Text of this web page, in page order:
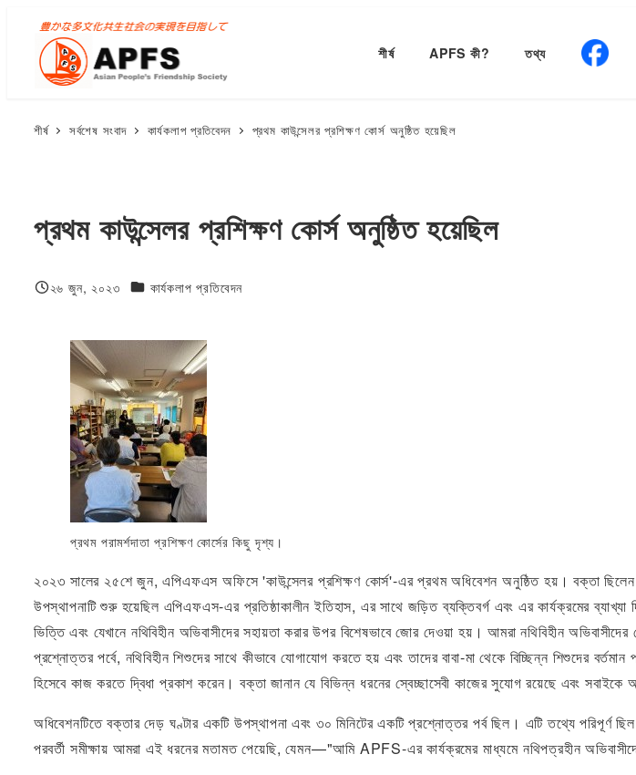
বিষয়বস্তুতে
শীর্ষ APFS কী? তথ্য
শীর্ষ সর্বশেষ সংবাদ কার্যকলাপ প্রতিবেদন প্রথম কাউন্সেলর প্রশিক্ষণ কোর্স অনুষ্ঠিত হয়েছিল
প্রথম কাউন্সেলর প্রশিক্ষণ কোর্স অনুষ্ঠিত হয়েছিল
প্রকাশিত
২৬ জুন, ২০২৩ ফিজিওলজি বা দেহতত্ত্ব
কার্যকলাপ প্রতিবেদন
প্রথম পরামর্শদাতা প্রশিক্ষণ কোর্সের কিছু দৃশ্য।
২০২৩ সালের ২৫শে জুন, এপিএফএস অফিসে 'কাউন্সেলর প্রশিক্ষণ কোর্স'-এর প্রথম অধিবেশন অনুষ্ঠিত হয়। বক্তা ছিলেন
উপস্থাপনাটি শুরু হয়েছিল এপিএফএস-এর প্রতিষ্ঠাকালীন ইতিহাস, এর সাথে জড়িত ব্যক্তিবর্গ এবং এর কার্যক্রমের
ভিত্তি এবং যেখানে নথিবিহীন অভিবাসীদের সহায়তা করার উপর বিশেষভাবে জোর দেওয়া হয়। আমরা নথিবিহীন
প্রশ্নোত্তর পর্বে, নথিবিহীন শিশুদের সাথে কীভাবে যোগাযোগ করতে হয় এবং তাদের বাবা-মা থেকে বিচ্ছিন্ন শিশুদের
হিসেবে কাজ করতে দ্বিধা প্রকাশ করেন। বক্তা জানান যে বিভিন্ন ধরনের স্বেচ্ছাসেবী কাজের সুযোগ রয়েছে এবং
অধিবেশনটিতে বক্তার দেড় ঘণ্টার একটি উপস্থাপনা এবং ৩০ মিনিটের একটি প্রশ্নোত্তর পর্ব ছিল। এটি তথ্যে
পরবর্তী সমীক্ষায় আমরা এই ধরনের মতামত পেয়েছি, যেমন—"আমি APFS-এর কার্যক্রমের মাধ্যমে নথিপত্রহীন